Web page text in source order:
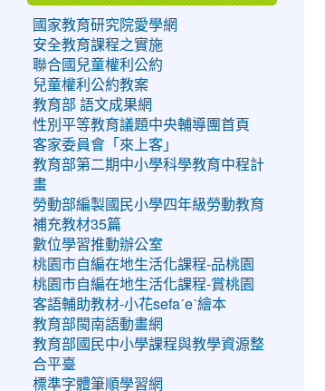
國家教育研究院愛學網
安全教育課程之實施
聯合國兒童權利公約
兒童權利公約教案
教育部 語文成果網
性別平等教育議題中央輔導團首頁
客家委員會「來上客」
教育部第二期中小學科學教育中程計
畫
勞動部編製國民小學四年級勞動教育
補充教材35篇
數位學習推動辦公室
桃園市自編在地生活化課程-品桃園
桃園市自編在地生活化課程-賞桃園
客語輔助教材-小花sefaˊeˋ繪本
教育部閩南語動畫網
教育部國民中小學課程與教學資源整
合平臺
標準字體筆順學習網